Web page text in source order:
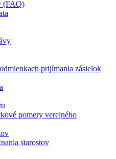
(FAQ)
prijímania zásielok
pomery verejného
starostov